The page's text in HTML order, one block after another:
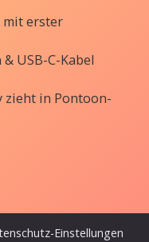
mit erster
USB-C-Kabel
zieht in Pontoon-
Einstellungen